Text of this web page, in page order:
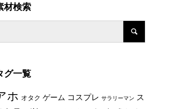
材検索
グ一覧
ホ オタク ゲーム コスプレ サラリーマン ス